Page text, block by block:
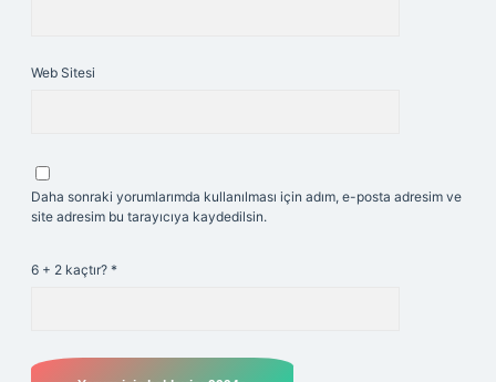
Web Sitesi
Daha sonraki yorumlarımda kullanılması için adım, e-posta adresim ve
site adresim bu tarayıcıya kaydedilsin.
6 + 2 kaçtır? *